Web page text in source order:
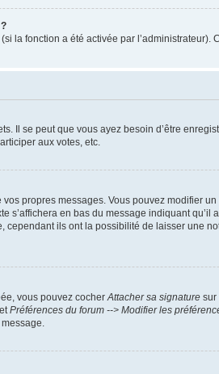
la fonction a été activée par
Il se peut que vous ayez besoin d’être
aux votes, etc.
propres messages. Vous pouvez modifier
en bas du message indiquant
ils ont la possibilité de laisser une
vous pouvez cocher Attacher sa signature sur
Préférences du forum --> Modifier les